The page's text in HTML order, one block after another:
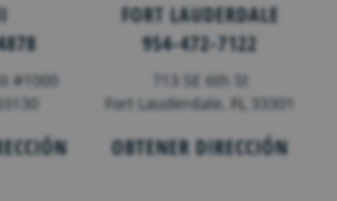
#1000
FORT LAUDERDALE
954-472-7122
713 SE 6th St
Fort Lauderdale,FL 33301
OBTENER DIRECCIÓN